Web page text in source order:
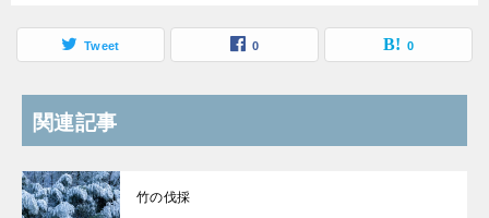
Tweet 0 0
関連記事
竹の伐採